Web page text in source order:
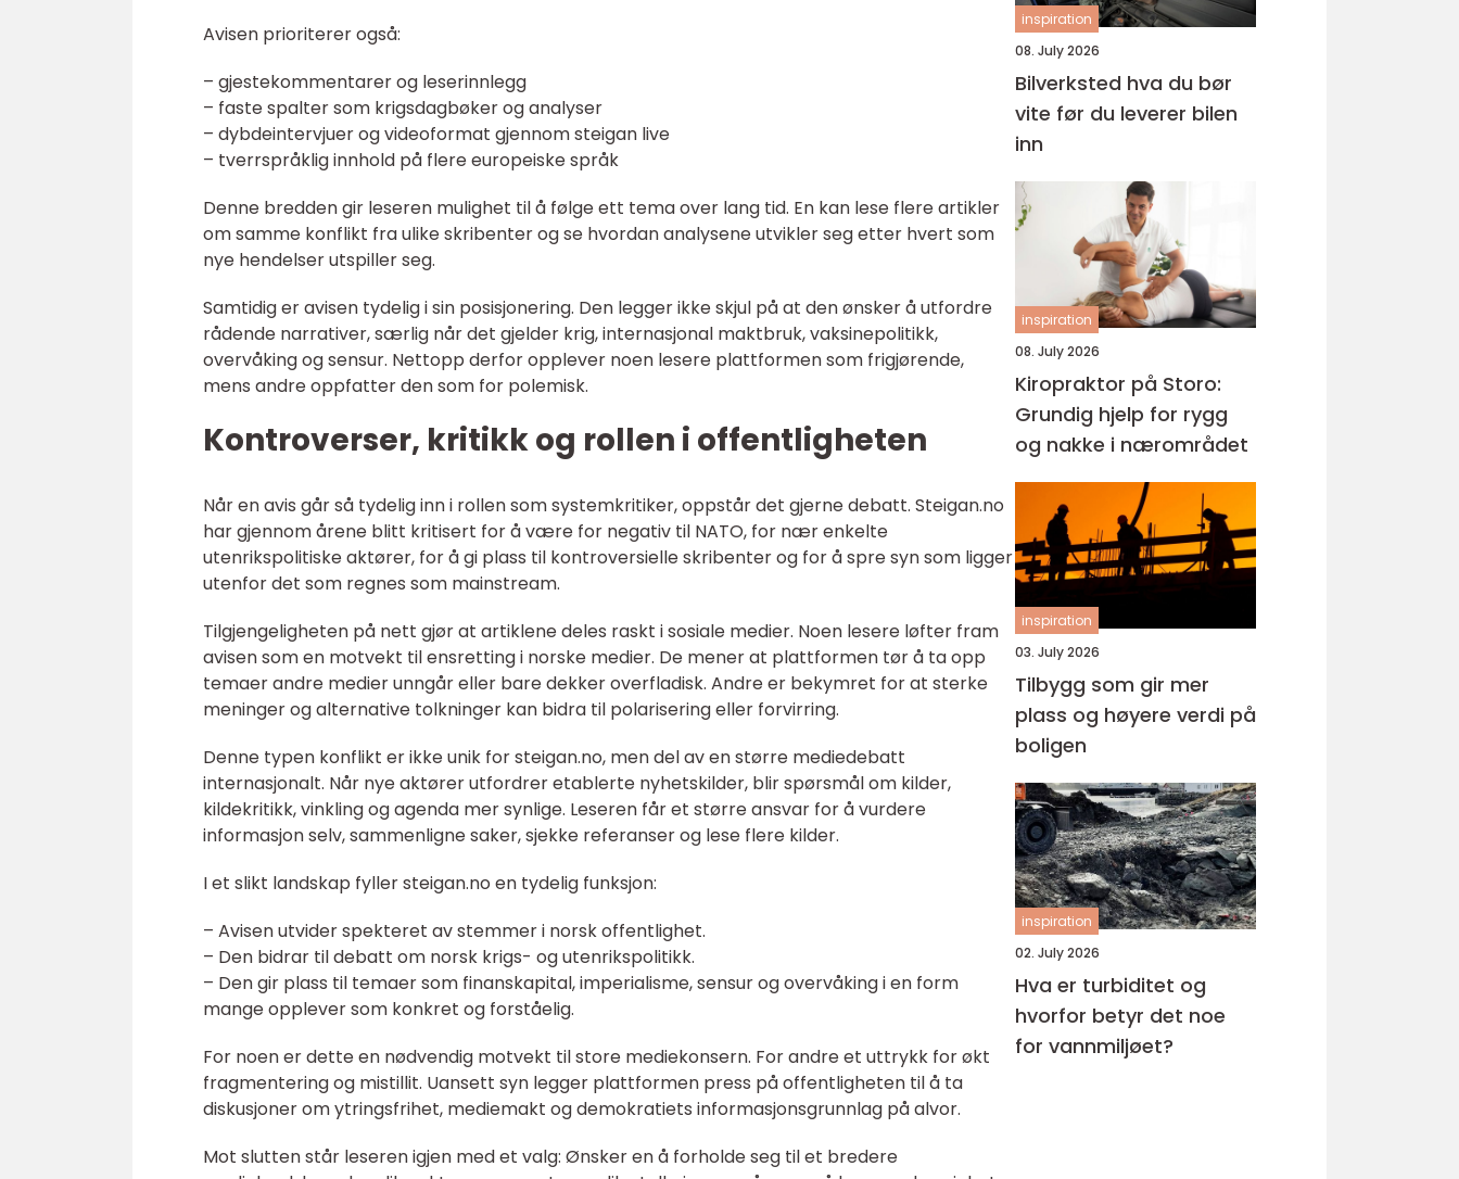
Avisen prioriterer også:
– gjestekommentarer og leserinnlegg
– faste spalter som krigsdagbøker og analyser
– dybdeintervjuer og videoformat gjennom steigan live
– tverrspråklig innhold på flere europeiske språk
Denne bredden gir leseren mulighet til å følge ett tema over lang tid. En kan lese flere artikler
om samme konflikt fra ulike skribenter og se hvordan analysene utvikler seg etter hvert som
nye hendelser utspiller seg.
Samtidig er avisen tydelig i sin posisjonering. Den legger ikke skjul på at den ønsker å utfordre
rådende narrativer, særlig når det gjelder krig, internasjonal maktbruk, vaksinepolitikk,
overvåking og sensur. Nettopp derfor opplever noen lesere plattformen som frigjørende,
mens andre oppfatter den som for polemisk.
Kontroverser, kritikk og rollen i offentligheten
Når en avis går så tydelig inn i rollen som systemkritiker, oppstår det gjerne debatt. Steigan.no
har gjennom årene blitt kritisert for å være for negativ til NATO, for nær enkelte
utenrikspolitiske aktører, for å gi plass til kontroversielle skribenter og for å spre syn som ligger
utenfor det som regnes som mainstream.
Tilgjengeligheten på nett gjør at artiklene deles raskt i sosiale medier. Noen lesere løfter fram
avisen som en motvekt til ensretting i norske medier. De mener at plattformen tør å ta opp
temaer andre medier unngår eller bare dekker overfladisk. Andre er bekymret for at sterke
meninger og alternative tolkninger kan bidra til polarisering eller forvirring.
Denne typen konflikt er ikke unik for steigan.no, men del av en større mediedebatt
internasjonalt. Når nye aktører utfordrer etablerte nyhetskilder, blir spørsmål om kilder,
kildekritikk, vinkling og agenda mer synlige. Leseren får et større ansvar for å vurdere
informasjon selv, sammenligne saker, sjekke referanser og lese flere kilder.
I et slikt landskap fyller steigan.no en tydelig funksjon:
– Avisen utvider spekteret av stemmer i norsk offentlighet.
– Den bidrar til debatt om norsk krigs- og utenrikspolitikk.
– Den gir plass til temaer som finanskapital, imperialisme, sensur og overvåking i en form
mange opplever som konkret og forståelig.
For noen er dette en nødvendig motvekt til store mediekonsern. For andre et uttrykk for økt
fragmentering og mistillit. Uansett syn legger plattformen press på offentligheten til å ta
diskusjoner om ytringsfrihet, mediemakt og demokratiets informasjonsgrunnlag på alvor.
Mot slutten står leseren igjen med et valg: Ønsker en å forholde seg til et bredere
inspiration
08. July 2026
Bilverksted hva du bør
vite før du leverer bilen
inn
inspiration
08. July 2026
Kiropraktor på Storo:
Grundig hjelp for rygg
og nakke i nærområdet
inspiration
03. July 2026
Tilbygg som gir mer
plass og høyere verdi på
boligen
inspiration
02. July 2026
Hva er turbiditet og
hvorfor betyr det noe
for vannmiljøet?